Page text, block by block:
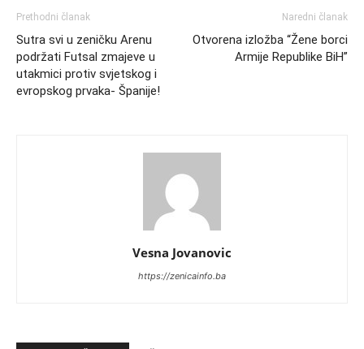
Prethodni članak
Sutra svi u zeničku Arenu
podržati Futsal zmajeve u
utakmici protiv svjetskog i
evropskog prvaka- Španije!
Naredni članak
Otvorena izložba “Žene borci
Armije Republike BiH”
Vesna Jovanovic
https://zenicainfo.ba